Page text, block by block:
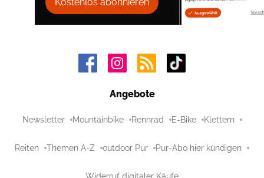
Angebote
Newsletter Mountainbike Rennrad E-Bike Klettern
Reiten Themen A-Z outdoor Pur Pur-Abo hier kündigen